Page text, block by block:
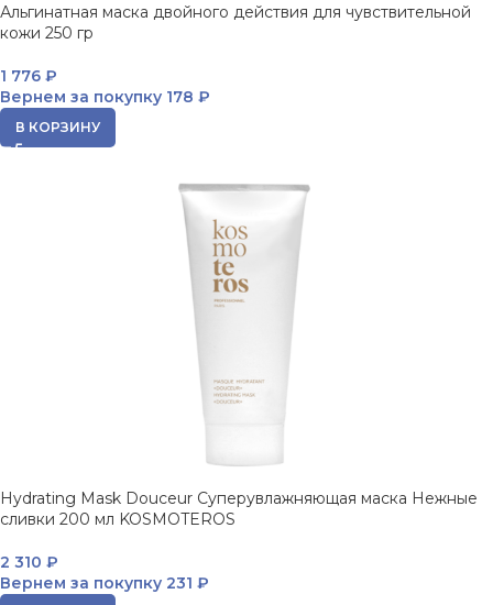
Альгинатная маска двойного действия для чувствительной
кожи 250 гр
1 776 ₽
Вернем за покупку 178 ₽
В КОРЗИНУ
Hydrating Mask Douceur Суперувлажняющая маска Нежные
сливки 200 мл KOSMOTEROS
2 310 ₽
Вернем за покупку 231 ₽